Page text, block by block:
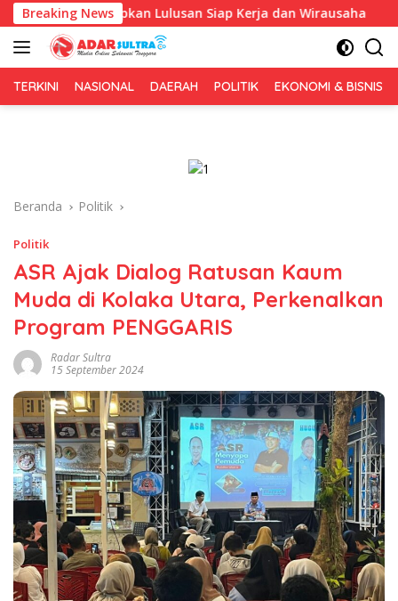
Langsung
ke
konten
Breaking News
Siapkan Lulusan Siap Kerja dan Wirausaha Puluhan
TERKINI NASIONAL DAERAH POLITIK EKONOMI & BISNIS
Beranda Politik
Politik
ASR Ajak Dialog Ratusan Kaum
Muda di Kolaka Utara, Perkenalkan
Program PENGGARIS
Radar Sultra
15 September 2024